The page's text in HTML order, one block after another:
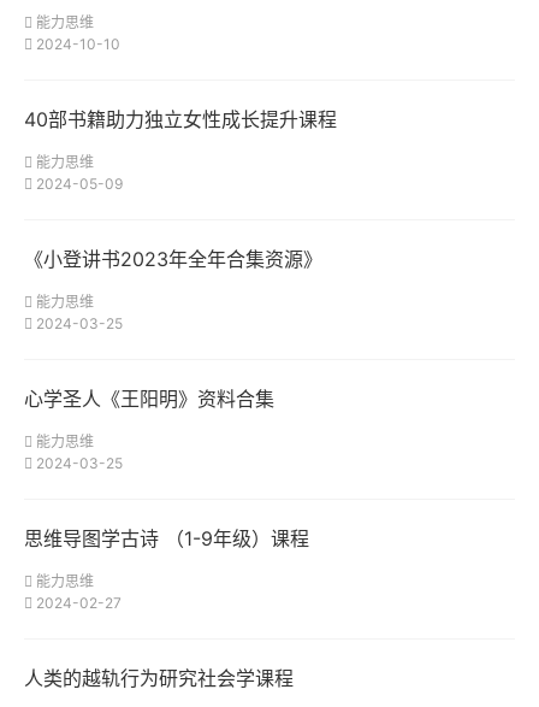
能力思维
2024-10-10
40部书籍助力独立女性成长提升课程
能力思维
2024-05-09
《小登讲书2023年全年合集资源》
能力思维
2024-03-25
心学圣人《王阳明》资料合集
能力思维
2024-03-25
思维导图学古诗 （1-9年级）课程
能力思维
2024-02-27
人类的越轨行为研究社会学课程